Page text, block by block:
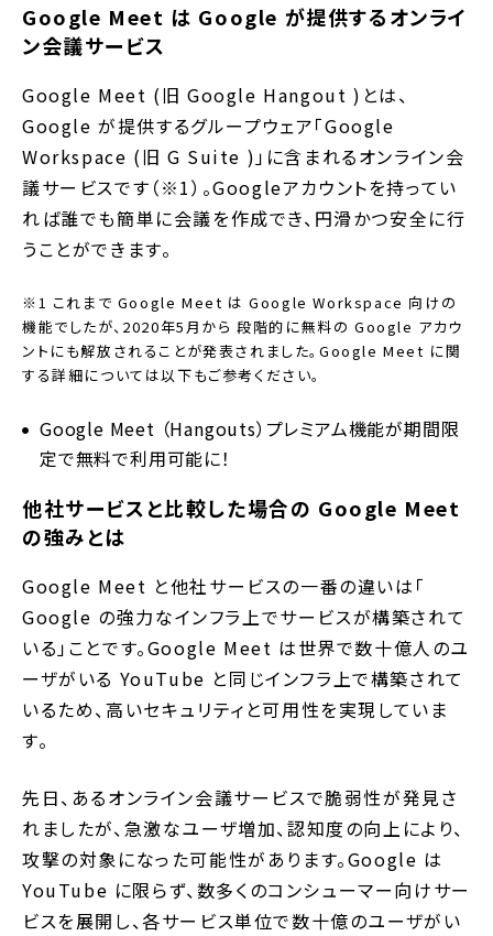
Google Meet は Google が提供するオンライ
ン会議サービス
Google Meet (旧 Google Hangout )とは、
Google が提供するグループウェア「Google
Workspace (旧 G Suite )」に含まれるオンライン会
議サービスです（※1）。Googleアカウントを持ってい
れば誰でも簡単に会議を作成でき、円滑かつ安全に行
うことができます。
※1 これまで Google Meet は Google Workspace 向けの
機能でしたが、2020年5月から 段階的に無料の Google アカウ
ントにも解放されることが発表されました。Google Meet に関
する詳細については以下もご参考ください。
Google Meet （Hangouts）プレミアム機能が期間限
定で無料で利用可能に！
他社サービスと比較した場合の Google Meet
の強みとは
Google Meet と他社サービスの一番の違いは「
Google の強力なインフラ上でサービスが構築されて
いる」ことです。Google Meet は世界で数十億人のユ
ーザがいる YouTube と同じインフラ上で構築されて
いるため、高いセキュリティと可用性を実現していま
す。
先日、あるオンライン会議サービスで脆弱性が発見さ
れましたが、急激なユーザ増加、認知度の向上により、
攻撃の対象になった可能性があります。Google は
YouTube に限らず、数多くのコンシューマー向けサー
ビスを展開し、各サービス単位で数十億のユーザがい